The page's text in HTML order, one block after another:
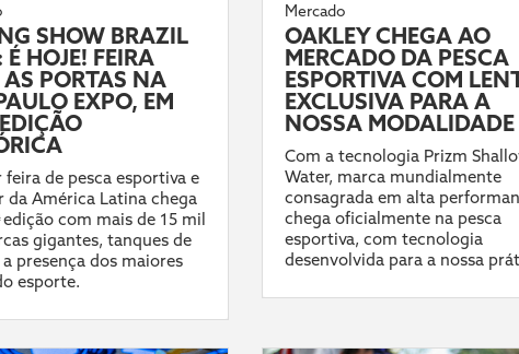
SHOW BRAZIL
HOJE! FEIRA
AS PORTAS NA
EXPO, EM
feira de pesca esportiva e
da América Latina chega
edição com mais de 15 mil
gigantes, tanques de
a presença dos maiores
esporte.
Mercado
OAKLEY CHEGA AO
MERCADO DA PESCA
ESPORTIVA COM
EXCLUSIVA PARA A
NOSSA MODALIDADE
Com a tecnologia Prizm
Water, marca mundialmente
consagrada em alta
chega oficialmente na pesca
esportiva, com tecnologia
desenvolvida para a nossa